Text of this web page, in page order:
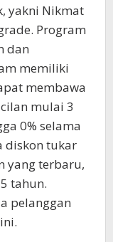
yakni Nikmat
Program
dan
memiliki
membawa
mulai 3
0% selama
diskon tukar
yang terbaru,
tahun.
pelanggan